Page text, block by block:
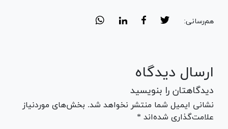
هم‌رسانی:
ارسال دیدگاه
دیدگاهتان را بنویسید
نشانی ایمیل شما منتشر نخواهد شد. بخش‌های موردنیاز
علامت‌گذاری شده‌اند *